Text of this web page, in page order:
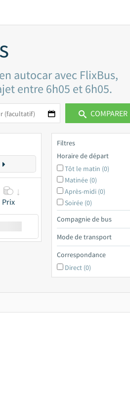
autocar avec FlixBus,
entre 6h05 et 6h05.
COMPARER
Prix
Filtres
Horaire de départ
Tôt le matin (0)
Matinée (0)
Après-midi (0)
Soirée (0)
Compagnie de bus
Mode de transport
Correspondance
Direct (0)